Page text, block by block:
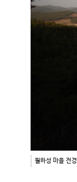
월하성 마을 전경